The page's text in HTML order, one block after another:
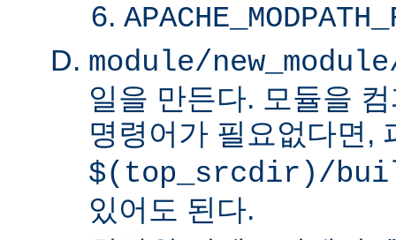
module/
일을 만든다. 모듈을
명령어가 필요없다면,
$(top_srcdir)/
있어도 된다.